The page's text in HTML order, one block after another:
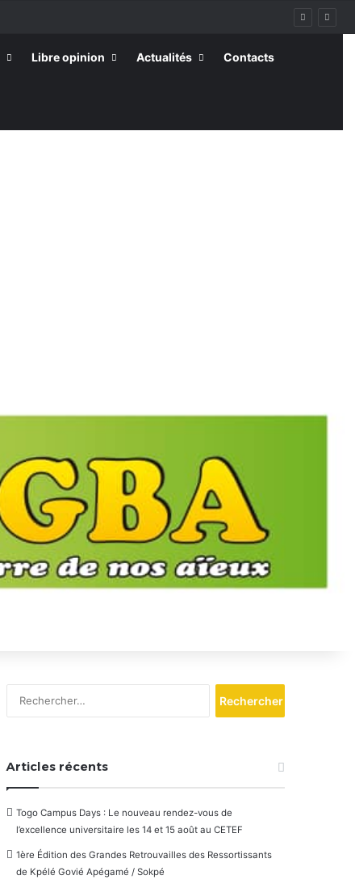
Libre opinion Actualités Contacts
Articles récents
Togo Campus Days : Le nouveau rendez-vous de
l’excellence universitaire les 14 et 15 août au CETEF
1ère Édition des Grandes Retrouvailles des Ressortissants
de Kpélé Govié Apégamé / Sokpé